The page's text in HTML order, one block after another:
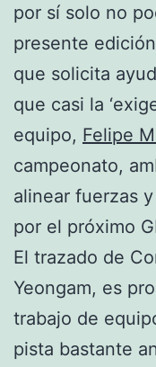
por sí solo no
presente
que solicita
que casi la
equipo, Felipe
campeonato,
alinear fuerzas
por el próximo
El trazado de
Yeongam, es
trabajo de
pista bastante